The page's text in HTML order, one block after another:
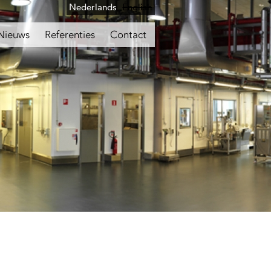
Nederlands English
Referenties Contact